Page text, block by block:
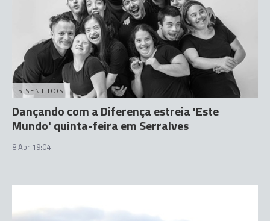
5 SENTIDOS
Dançando com a Diferença estreia 'Este
Mundo' quinta-feira em Serralves
8 Abr 19:04